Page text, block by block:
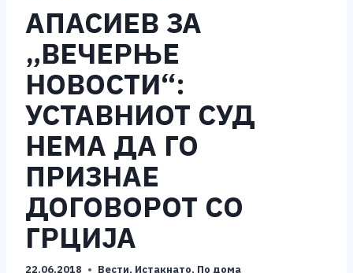
АПАСИЕВ ЗА
„ВЕЧЕРЊЕ
НОВОСТИ“:
УСТАВНИОТ СУД
НЕМА ДА ГО
ПРИЗНАЕ
ДОГОВОРОТ СО
ГРЦИЈА
22.06.2018 Вести, Истакнато, По дома